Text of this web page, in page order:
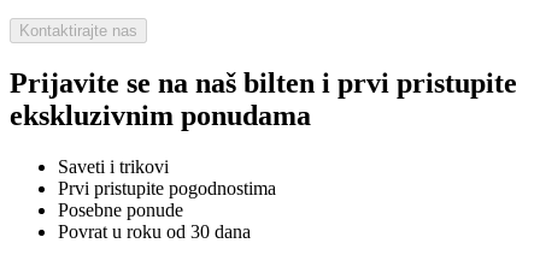
Kontaktirajte nas
Prijavite se na naš bilten i prvi pristupite
ekskluzivnim ponudama
Saveti i trikovi
Prvi pristupite pogodnostima
Posebne ponude
Povrat u roku od 30 dana